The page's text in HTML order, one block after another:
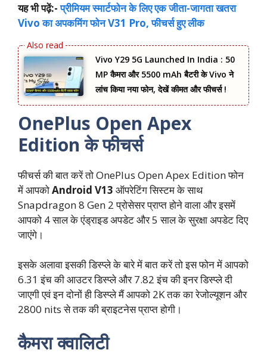
यह भी पढ़ें:-प्रीमियम स्मार्टफोन के लिए एक जीता-जागता खतरा
Vivo का अपकमिंग फोन V31 Pro, फीचर्स हुए लीक
Vivo Y29 5G Launched In India : 50
MP कैमरा और 5500 mAh बैटरी के Vivo ने
लांच किया नया फोन, देखें कीमत और फीचर्स !
OnePlus Open Apex
Edition के फीचर्स
फीचर्स की बात करें तो OnePlus Open Apex Edition फोन
में आपकोAndroid V13 ऑपरेटिंग सिस्टम के साथ
Snapdragon 8 Gen 2 प्रोसेसर प्राप्त होने वाला और इसमें
आपको 4 साल के एंड्राइड अपडेट और 5 साल के सुरक्षा अपडेट दिए
जाएंगे।
इसके अलावा इसकी डिस्प्ले के बारे में बात करें तो इस फोन में आपको
6.31 इंच की आउटर डिस्प्ले और 7.82 इंच की इनर डिस्प्ले दी
जाएगी एवं इन दोनों ही डिस्प्ले मैं आपको 2K तक का रेजोल्यूशन और
2800 nits से तक की ब्राइटनेस प्राप्त होगी।
कैमरा क्वालिटी